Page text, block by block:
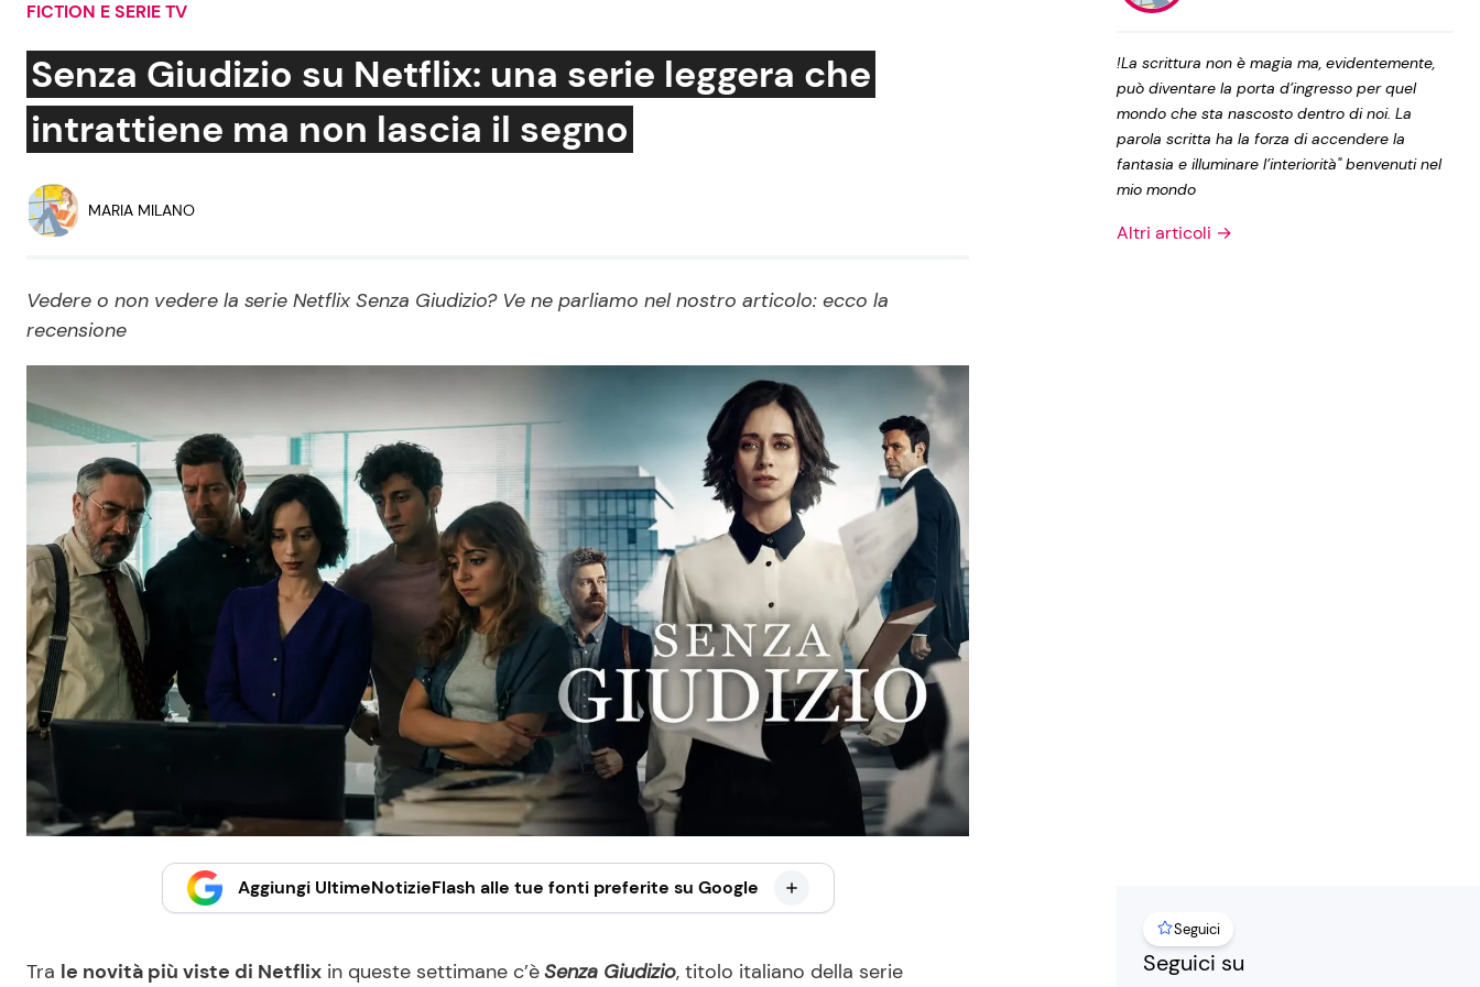
Social News
News dal mondo
Benessere
Salute
Viaggi e Turismo
Festività
Ricette Facili e Veloci
Ricette Feste
Ricette per Bambini
Privacy Policy
FICTION E SERIE TV
Senza Giudizio su Netflix: una serie leggera che
intrattiene ma non lascia il segno
MARIA MILANO
Vedere o non vedere la serie Netflix Senza Giudizio? Ve ne parliamo nel nostro articolo: ecco la
recensione
Aggiungi UltimeNotizieFlash alle tue fonti preferite su Google
Tra le novità più viste di Netflix in queste settimane c’èSenza Giudizio, titolo italiano della serie
!La scrittura non è magia ma, evidentemente,
può diventare la porta d’ingresso per quel
mondo che sta nascosto dentro di noi. La
parola scritta ha la forza di accendere la
fantasia e illuminare l’interiorità" benvenuti nel
mio mondo
Altri articoli →
Seguici
Seguici su